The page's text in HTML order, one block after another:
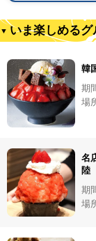
いま楽しめる
韓
期
場
名
陸
期
場